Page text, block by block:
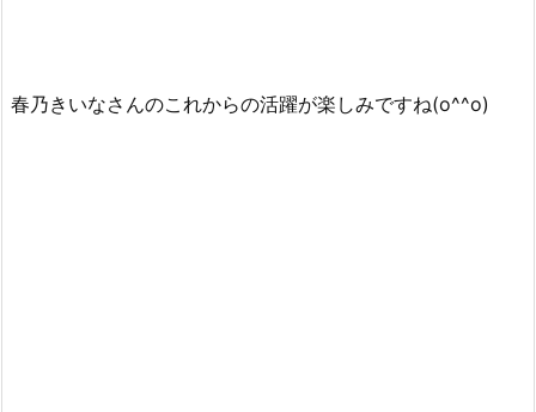
春乃きいなさんのこれからの活躍が楽しみですね(o^^o)